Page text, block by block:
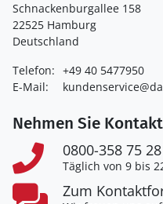
Schnackenburgallee 158
22525 Hamburg
Deutschland
Telefon: +49 40 5477950
E-Mail:
Nehmen Sie
0800-358 75 28
Täglich von 9 bis
Zum